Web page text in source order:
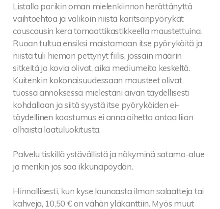
Listalla parikin oman mielenkiinnon herättänyttä
vaihtoehtoa ja valikoin niistä karitsanpyörykät
couscousin kera tomaattikastikkeella maustettuina.
Ruoan tultua ensiksi maistamaan itse pyöryköitä ja
niistä tuli hieman pettynyt fiilis, jossain määrin
sitkeitä ja kovia olivat, aika mediumeita keskeltä.
Kuitenkin kokonaisuudessaan mausteet olivat
tuossa annoksessa mielestäni aivan täydellisesti
kohdallaan ja siitä syystä itse pyöryköiden ei-
täydellinen koostumus ei anna aihetta antaa liian
alhaista laatuluokitusta.
Palvelu tiskillä ystävällistä ja näkyminä satama-alue
ja merikin jos saa ikkunapöydän.
Hinnallisesti, kun kyse lounaasta ilman salaatteja tai
kahveja, 10,50 € on vähän yläkanttiin. Myös muut